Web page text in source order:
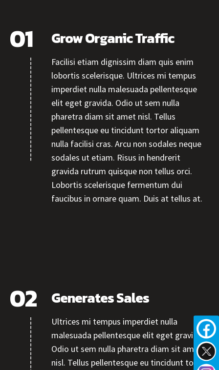
Grow Organic Traffic
Facilisi etiam dignissim diam quis enim
lobortis scelerisque. Ultrices mi tempus
imperdiet nulla malesuada pellentesque
elit eget gravida. Odio ut sem nulla
pharetra diam sit amet nisl. Tellus
pellentesque eu tincidunt tortor aliquam
nulla facilisi cras. Arcu non sodales neque
sodales ut etiam. Risus in hendrerit
gravida rutrum quisque non tellus orci.
Lobortis scelerisque fermentum dui
faucibus in ornare quam. Duis at tellus at.
Generates Sales
Ultrices mi tempus imperdiet nulla
malesuada pellentesque elit eget gravida.
Odio ut sem nulla pharetra diam sit amet
nisl. Tellus pellentesque eu tincidunt tortor